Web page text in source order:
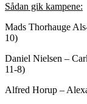
Sådan gik kampene:
Mads Thorhauge
10)
Daniel Nielsen –
11-8)
Alfred Horup –